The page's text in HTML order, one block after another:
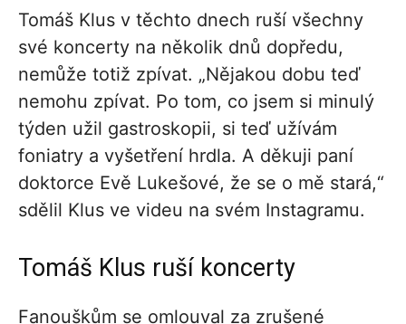
Tomáš Klus v těchto dnech ruší všechny
své koncerty na několik dnů dopředu,
nemůže totiž zpívat. „Nějakou dobu teď
nemohu zpívat. Po tom, co jsem si minulý
týden užil gastroskopii, si teď užívám
foniatry a vyšetření hrdla. A děkuji paní
doktorce Evě Lukešové, že se o mě stará,“
sdělil Klus ve videu na svém Instagramu.
Tomáš Klus ruší koncerty
Fanouškům se omlouval za zrušené